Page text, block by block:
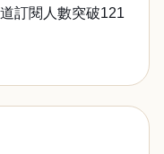
訂閱人數突破121